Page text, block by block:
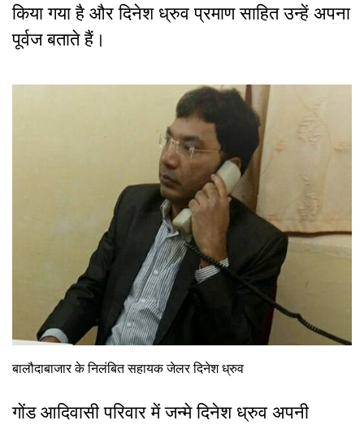
किया गया है और दिनेश ध्रुव प्रमाण साहित उन्हें अपना
पूर्वज बताते हैं।
बालौदाबाजार के निलंबित सहायक जेलर दिनेश ध्रुव
गोंड आदिवासी परिवार में जन्मे दिनेश ध्रुव अपनी